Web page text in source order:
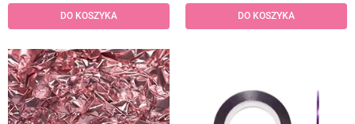
DO KOSZYKA DO KOSZYKA